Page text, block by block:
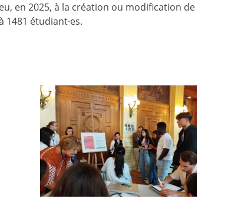
en 2025, à la création ou modification de
étudiant·es.